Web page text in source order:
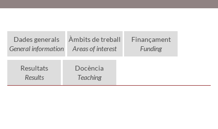
Dades generals
General information
Àmbits de treball
Areas of interest
Finançament
Funding
Resultats
Results
Docència
Teaching